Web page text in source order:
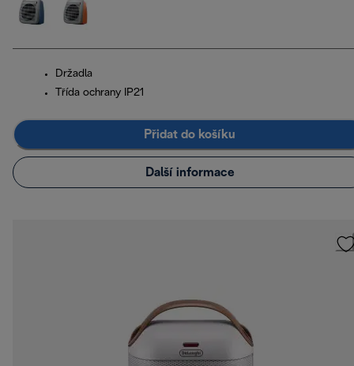
Držadla
Třída ochrany IP21
Přidat do košíku
Další informace